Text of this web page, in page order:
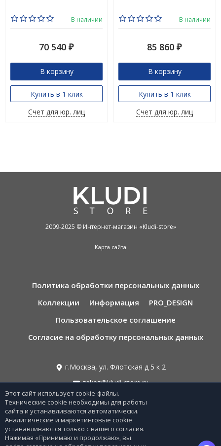
В наличии
70 540 ₽
В корзину
Купить в 1 клик
Счет для юр. лиц
В наличии
85 860 ₽
В корзину
Купить в 1 клик
Счет для юр. лиц
2009-2025 © Интернет-магазин «Kludi-store»
Карта сайта
Политика обработки персональных данных
Коллекции
Информация
PRO_DESIGN
Пользовательское соглашение
Согласие на обработку персональных данных
г.Москва, ул. Флотская д 5 к 2
zakaz@kludi-store.ru
8 495 221 69 55
8 800-775-06-73
Звонок бесплатный по РФ
Этот сайт использует cookie-файлы.
Технические cookie необходимы для работы
сайта и устанавливаются автоматически.
Аналитические и маркетинговые cookie
устанавливаются только с вашего согласия.
Нажимая «Принимаю и продолжаю», вы